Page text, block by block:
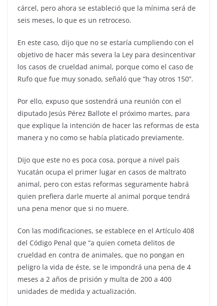
cárcel, pero ahora se estableció que la mínima será de
seis meses, lo que es un retroceso.
En este caso, dijo que no se estaría cumpliendo con el
objetivo de hacer más severa la Ley para desincentivar
los casos de crueldad animal, porque como el caso de
Rufo que fue muy sonado, señaló que “hay otros 150”.
Por ello, expuso que sostendrá una reunión con el
diputado Jesús Pérez Ballote el próximo martes, para
que explique la intención de hacer las reformas de esta
manera y no como se había platicado previamente.
Dijo que este no es poca cosa, porque a nivel país
Yucatán ocupa el primer lugar en casos de maltrato
animal, pero con estas reformas seguramente habrá
quien prefiera darle muerte al animal porque tendrá
una pena menor que si no muere.
Con las modificaciones, se establece en el Artículo 408
del Código Penal que “a quien cometa delitos de
crueldad en contra de animales, que no pongan en
peligro la vida de éste, se le impondrá una pena de 4
meses a 2 años de prisión y multa de 200 a 400
unidades de medida y actualización.